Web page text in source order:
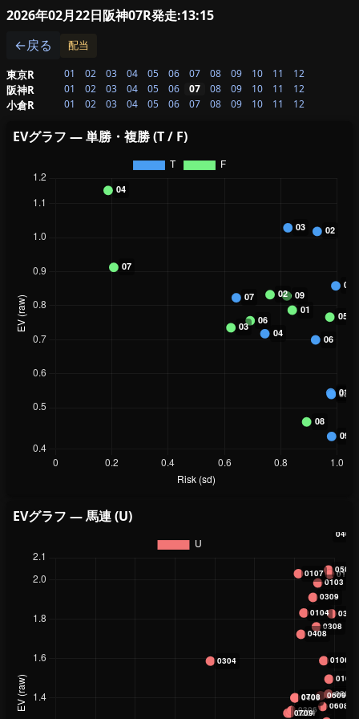
2026年02月22日阪神07R発走:13:15
←戻る
配当
東京R 01 02 03 04 05 06 07 08 09 10 11 12
阪神R 01 02 03 04 05 06 07 08 09 10 11 12
小倉R 01 02 03 04 05 06 07 08 09 10 11 12
EVグラフ — 単勝・複勝 (T / F)
EVグラフ — 馬連 (U)